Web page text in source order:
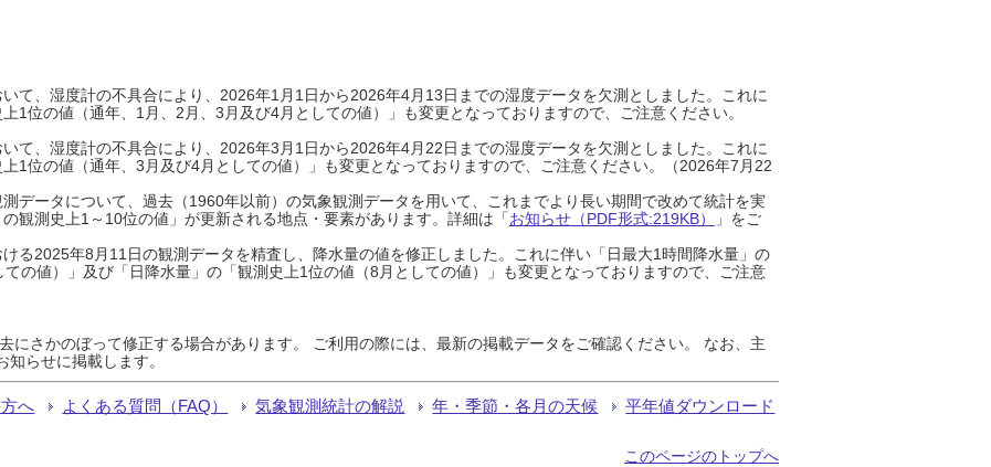
て、湿度計の不具合により、2026年1月1日から2026年4月13日までの湿度データを欠測としました。これに
1位の値（通年、1月、2月、3月及び4月としての値）」も変更となっておりますので、ご注意ください。
て、湿度計の不具合により、2026年3月1日から2026年4月22日までの湿度データを欠測としました。これに
1位の値（通年、3月及び4月としての値）」も変更となっておりますので、ご注意ください。（2026年7月22
データについて、過去（1960年以前）の気象観測データを用いて、これまでより長い期間で改めて統計を実
観測史上1～10位の値」が更新される地点・要素があります。詳細は「お知らせ（PDF形式:219KB）
」をご
る2025年8月11日の観測データを精査し、降水量の値を修正しました。これに伴い「日最大1時間降水量」の
ての値）」及び「日降水量」の「観測史上1位の値（8月としての値）」も変更となっておりますので、ご注意
にさかのぼって修正する場合があります。 ご利用の際には、最新の掲載データをご確認ください。 なお、主
らせに掲載します。
へ よくある質問（FAQ） 気象観測統計の解説 年・季節・各月の天候 平年値ダウンロード
このページのトップへ